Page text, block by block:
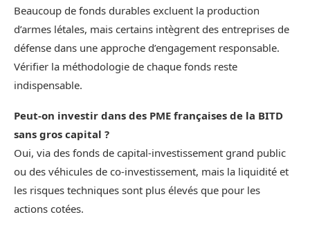
Beaucoup de fonds durables excluent la production
d’armes létales, mais certains intègrent des entreprises de
défense dans une approche d’engagement responsable.
Vérifier la méthodologie de chaque fonds reste
indispensable.
Peut-on investir dans des PME françaises de la BITD
sans gros capital ?
Oui, via des fonds de capital-investissement grand public
ou des véhicules de co-investissement, mais la liquidité et
les risques techniques sont plus élevés que pour les
actions cotées.